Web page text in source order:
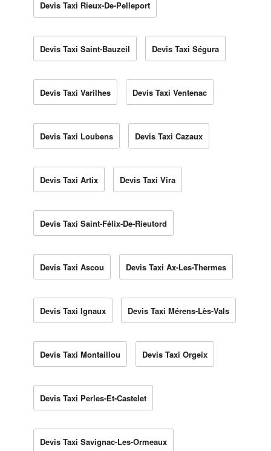
Devis Taxi Rieux-De-Pelleport
Devis Taxi Saint-Bauzeil Devis Taxi Ségura
Devis Taxi Varilhes Devis Taxi Ventenac
Devis Taxi Loubens Devis Taxi Cazaux
Devis Taxi Artix Devis Taxi Vira
Devis Taxi Saint-Félix-De-Rieutord
Devis Taxi Ascou Devis Taxi Ax-Les-Thermes
Devis Taxi Ignaux Devis Taxi Mérens-Lès-Vals
Devis Taxi Montaillou Devis Taxi Orgeix
Devis Taxi Perles-Et-Castelet
Devis Taxi Savignac-Les-Ormeaux